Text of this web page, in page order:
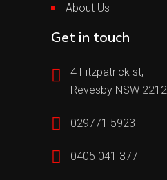
About Us
Get in touch
4 Fitzpatrick st,
Revesby NSW 2212
029771 5923
0405 041 377